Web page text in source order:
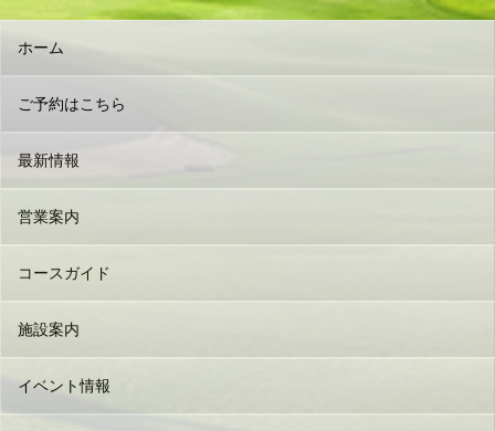
ホーム
ご予約はこちら
最新情報
営業案内
コースガイド
施設案内
イベント情報